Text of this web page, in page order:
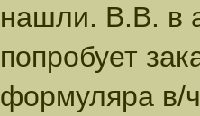
нашли. В.В. в
попробует
формуляра в/